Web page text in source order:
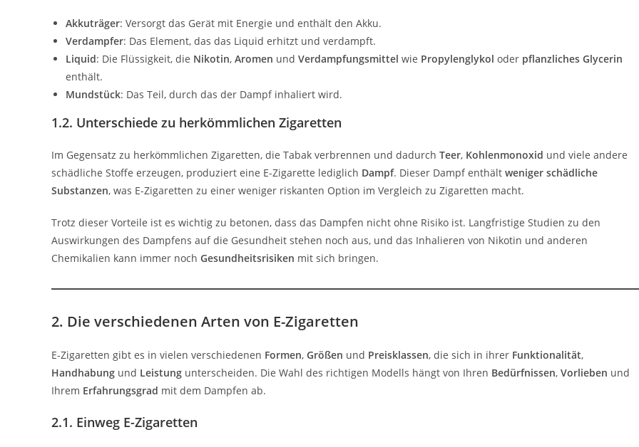
Akkuträger: Versorgt das Gerät mit Energie und enthält den Akku.
Verdampfer: Das Element, das das Liquid erhitzt und verdampft.
Liquid: Die Flüssigkeit, die Nikotin, Aromen und Verdampfungsmittel wie Propylenglykol oder pflanzliches Glycerin
enthält.
Mundstück: Das Teil, durch das der Dampf inhaliert wird.
1.2. Unterschiede zu herkömmlichen Zigaretten
Im Gegensatz zu herkömmlichen Zigaretten, die Tabak verbrennen und dadurch Teer, Kohlenmonoxid und viele andere
schädliche Stoffe erzeugen, produziert eine E-Zigarette lediglich Dampf. Dieser Dampf enthält weniger schädliche
Substanzen, was E-Zigaretten zu einer weniger riskanten Option im Vergleich zu Zigaretten macht.
Trotz dieser Vorteile ist es wichtig zu betonen, dass das Dampfen nicht ohne Risiko ist. Langfristige Studien zu den
Auswirkungen des Dampfens auf die Gesundheit stehen noch aus, und das Inhalieren von Nikotin und anderen
Chemikalien kann immer noch Gesundheitsrisiken mit sich bringen.
2. Die verschiedenen Arten von E-Zigaretten
E-Zigaretten gibt es in vielen verschiedenen Formen, Größen und Preisklassen, die sich in ihrer Funktionalität,
Handhabung und Leistung unterscheiden. Die Wahl des richtigen Modells hängt von Ihren Bedürfnissen, Vorlieben und
Ihrem Erfahrungsgrad mit dem Dampfen ab.
2.1. Einweg E-Zigaretten